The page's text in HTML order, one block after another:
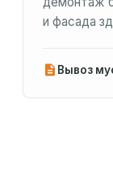
и фасада
Вывоз